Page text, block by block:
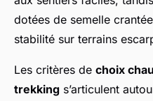
dotées de semelle
stabilité sur terrains
Les critères de choix
trekking s’articulent